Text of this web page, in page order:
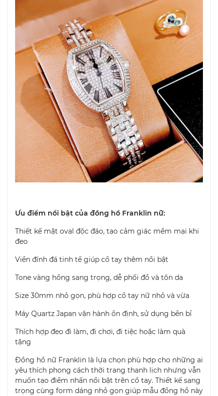
Ưu điểm nổi bật của đồng hồ Franklin nữ:
Thiết kế mặt oval độc đáo, tạo cảm giác mềm mại khi
đeo
Viền đính đá tinh tế giúp cổ tay thêm nổi bật
Tone vàng hồng sang trọng, dễ phối đồ và tôn da
Size 30mm nhỏ gọn, phù hợp cổ tay nữ nhỏ và vừa
Máy Quartz Japan vận hành ổn định, sử dụng bền bỉ
Thích hợp đeo đi làm, đi chơi, đi tiệc hoặc làm quà
tặng
Đồng hồ nữ Franklin là lựa chọn phù hợp cho những ai
yêu thích phong cách thời trang thanh lịch nhưng vẫn
muốn tạo điểm nhấn nổi bật trên cổ tay. Thiết kế sang
trọng cùng form dáng nhỏ gọn giúp mẫu đồng hồ này